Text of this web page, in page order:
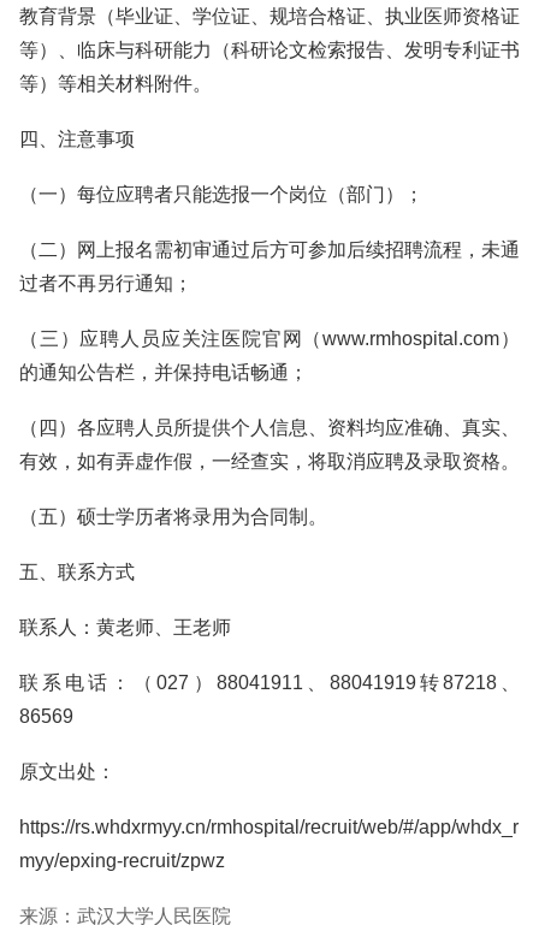
教育背景（毕业证、学位证、规培合格证、执业医师资格证
等）、临床与科研能力（科研论文检索报告、发明专利证书
等）等相关材料附件。
四、注意事项
（一）每位应聘者只能选报一个岗位（部门）；
（二）网上报名需初审通过后方可参加后续招聘流程，未通
过者不再另行通知；
（三）应聘人员应关注医院官网（www.rmhospital.com）
的通知公告栏，并保持电话畅通；
（四）各应聘人员所提供个人信息、资料均应准确、真实、
有效，如有弄虚作假，一经查实，将取消应聘及录取资格。
（五）硕士学历者将录用为合同制。
五、联系方式
联系人：黄老师、王老师
联系电话：（027）88041911、88041919转87218、
86569
原文出处：
https://rs.whdxrmyy.cn/rmhospital/recruit/web/#/app/whdx_r
myy/epxing-recruit/zpwz
来源：武汉大学人民医院